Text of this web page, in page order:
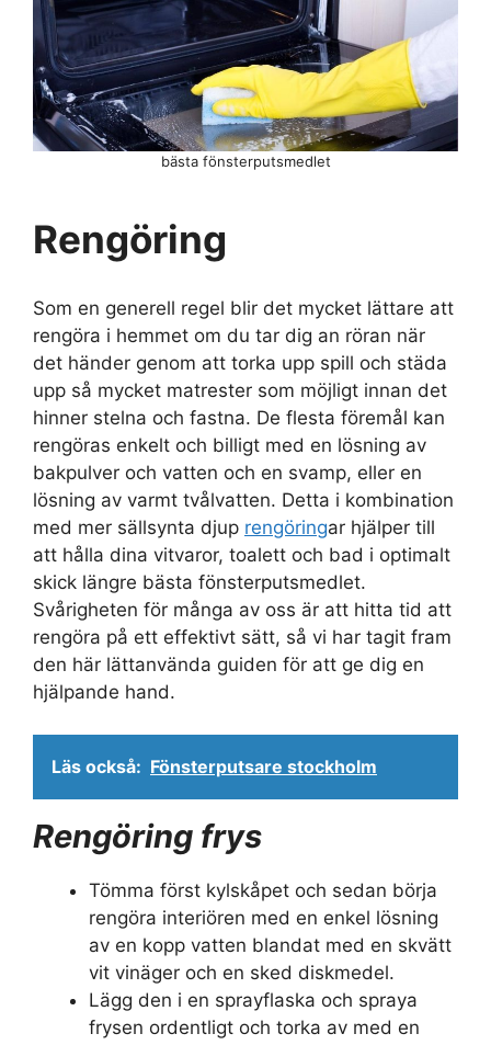
bästa fönsterputsmedlet
Rengöring
Som en generell regel blir det mycket lättare att
rengöra i hemmet om du tar dig an röran när
det händer genom att torka upp spill och städa
upp så mycket matrester som möjligt innan det
hinner stelna och fastna. De flesta föremål kan
rengöras enkelt och billigt med en lösning av
bakpulver och vatten och en svamp, eller en
lösning av varmt tvålvatten. Detta i kombination
med mer sällsynta djup rengöringar hjälper till
att hålla dina vitvaror, toalett och bad i optimalt
skick längre bästa fönsterputsmedlet.
Svårigheten för många av oss är att hitta tid att
rengöra på ett effektivt sätt, så vi har tagit fram
den här lättanvända guiden för att ge dig en
hjälpande hand.
Läs också: Fönsterputsare stockholm
Rengöring frys
Tömma först kylskåpet och sedan börja
rengöra interiören med en enkel lösning
av en kopp vatten blandat med en skvätt
vit vinäger och en sked diskmedel.
Lägg den i en sprayflaska och spraya
frysen ordentligt och torka av med en